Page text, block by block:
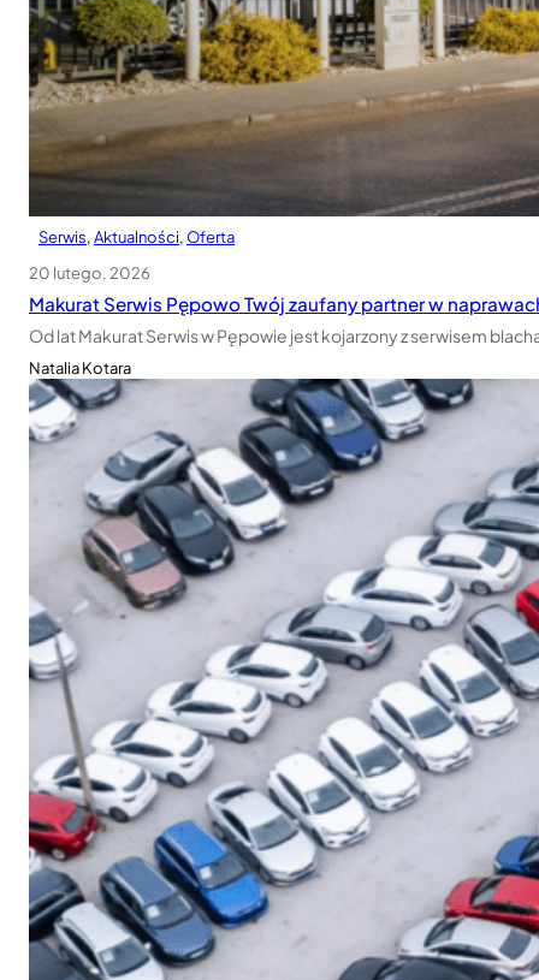
Serwis, Aktualności, Oferta
20 lutego, 2026
Makurat Serwis Pępowo Twój zaufany partner w
Od lat Makurat Serwis w Pępowie jest kojarzony z serwisem
Natalia Kotara